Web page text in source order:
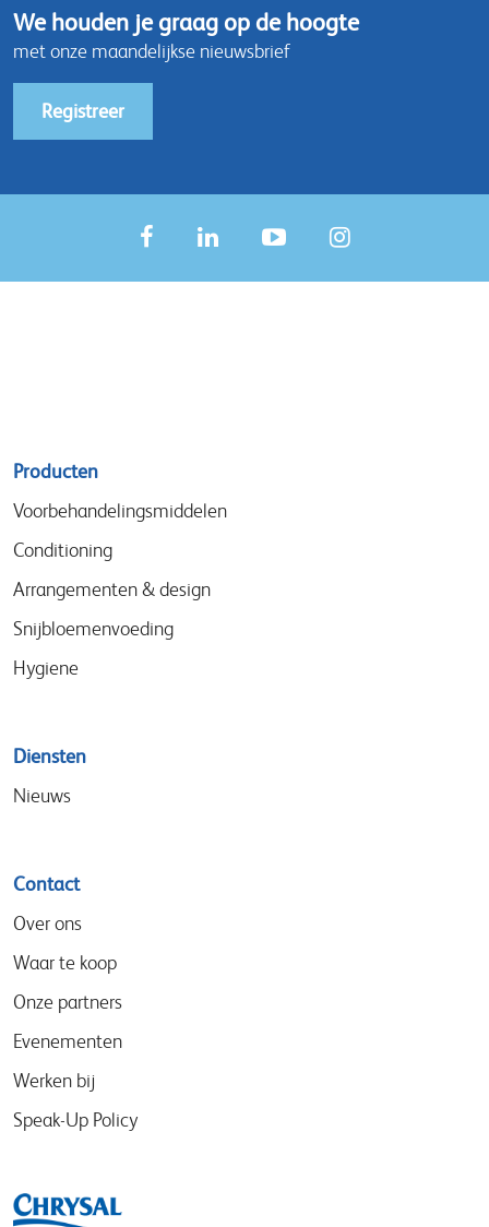
We houden je graag op de hoogte
met onze maandelijkse nieuwsbrief
Registreer
Sitemap
menu
Producten
Voorbehandelingsmiddelen
Conditioning
Arrangementen & design
Snijbloemenvoeding
Hygiene
Diensten
Nieuws
Contact
Over ons
Waar te koop
Onze partners
Evenementen
Werken bij
Speak-Up Policy